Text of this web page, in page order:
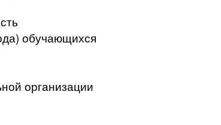
обучающихся
организации